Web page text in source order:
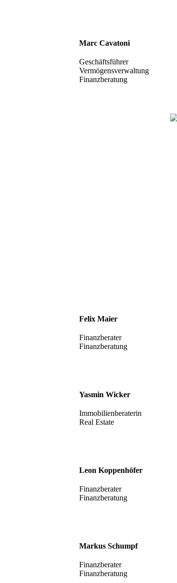
Marc Cavatoni
Geschäftsführer
Vermögensverwaltung
Finanzberatung
Felix Maier
Finanzberater
Finanzberatung
Yasmin Wicker
Immobilienberaterin
Real Estate
Leon Koppenhöfer
Finanzberater
Finanzberatung
Markus Schumpf
Finanzberater
Finanzberatung